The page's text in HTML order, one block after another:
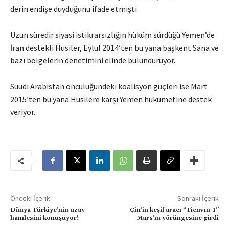
derin endişe duyduğunu ifade etmişti.
Uzun süredir siyasi istikrarsızlığın hüküm sürdüğü Yemen’de
İran destekli Husiler, Eylül 2014’ten bu yana başkent Sana ve
bazı bölgelerin denetimini elinde bulunduruyor.
Suudi Arabistan öncülüğündeki koalisyon güçleri ise Mart
2015’ten bu yana Husilere karşı Yemen hükümetine destek
veriyor.
Önceki İçerik
Dünya Türkiye’nin uzay
hamlesini konuşuyor!
Sonraki İçerik
Çin’in keşif aracı “Tienvın-1”
Mars’ın yörüngesine girdi